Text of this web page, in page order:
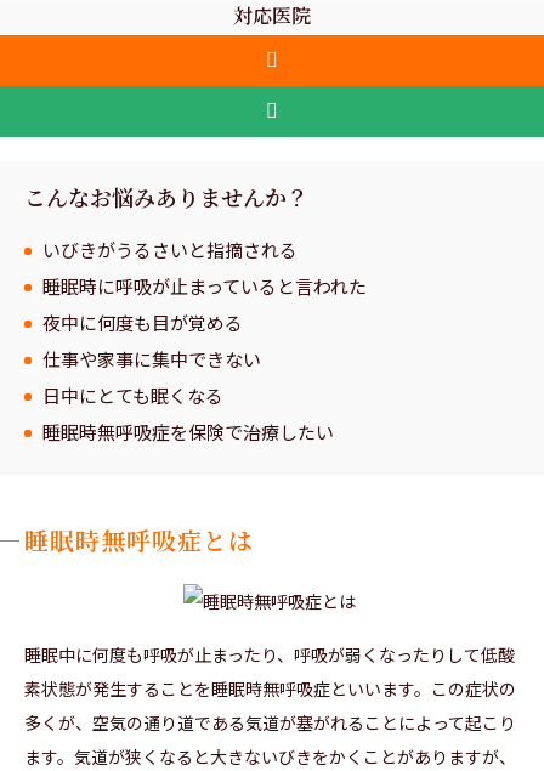
対応医院
こんなお悩みありませんか？
いびきがうるさいと指摘される
睡眠時に呼吸が止まっていると言われた
夜中に何度も目が覚める
仕事や家事に集中できない
日中にとても眠くなる
睡眠時無呼吸症を保険で治療したい
睡眠時無呼吸症とは
睡眠中に何度も呼吸が止まったり、呼吸が弱くなったりして低酸
素状態が発生することを睡眠時無呼吸症といいます。この症状の
多くが、空気の通り道である気道が塞がれることによって起こり
ます。気道が狭くなると大きないびきをかくことがありますが、